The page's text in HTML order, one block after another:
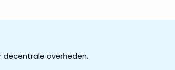
decentrale overheden.